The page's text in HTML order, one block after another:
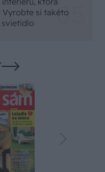
Vyrobte si takéto
svietidlo